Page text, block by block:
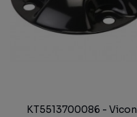
KT5513700086 - Vicon